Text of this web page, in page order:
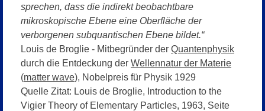
sprechen, dass die indirekt beobachtbare
mikroskopische Ebene eine Oberfläche der
verborgenen subquantischen Ebene bildet.“
Louis de Broglie - Mitbegründer der Quantenphysik
durch die Entdeckung der Wellennatur der Materie
(matter wave), Nobelpreis für Physik 1929
Quelle Zitat: Louis de Broglie, Introduction to the
Vigier Theory of Elementary Particles, 1963, Seite